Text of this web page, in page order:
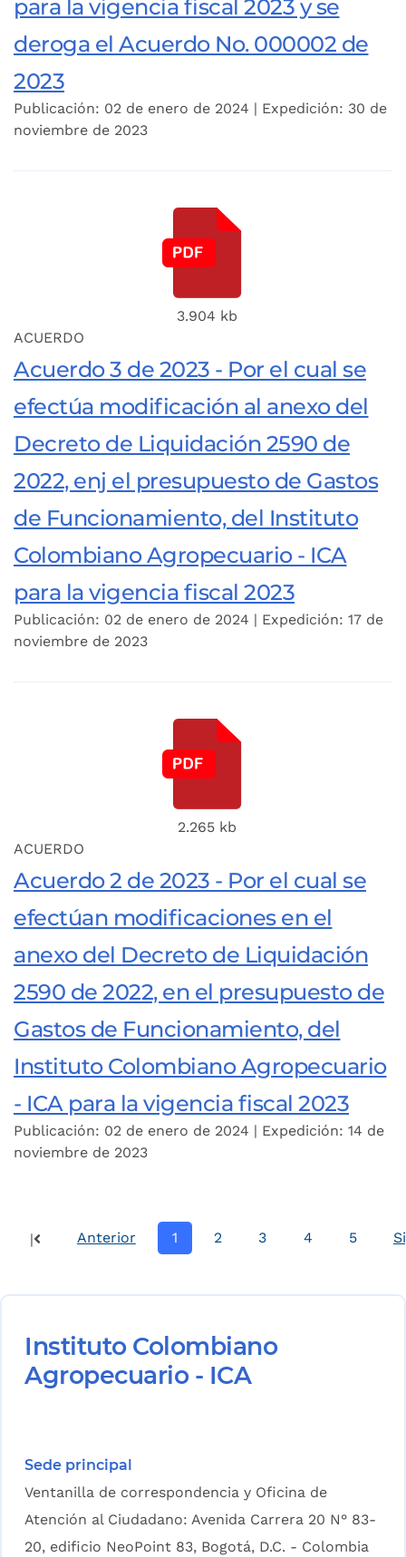
para la vigencia fiscal 2023 y se
deroga el Acuerdo No. 000002 de
2023
Publicación: 02 de enero de 2024 | Expedición: 30 de
noviembre de 2023
3.904 kb
ACUERDO
Acuerdo 3 de 2023 - Por el cual se
efectúa modificación al anexo del
Decreto de Liquidación 2590 de
2022, enj el presupuesto de Gastos
de Funcionamiento, del Instituto
Colombiano Agropecuario - ICA
para la vigencia fiscal 2023
Publicación: 02 de enero de 2024 | Expedición: 17 de
noviembre de 2023
2.265 kb
ACUERDO
Acuerdo 2 de 2023 - Por el cual se
efectúan modificaciones en el
anexo del Decreto de Liquidación
2590 de 2022, en el presupuesto de
Gastos de Funcionamiento, del
Instituto Colombiano Agropecuario
- ICA para la vigencia fiscal 2023
Publicación: 02 de enero de 2024 | Expedición: 14 de
noviembre de 2023
| Anterior 1 2 3 4 5
Instituto Colombiano
Agropecuario - ICA
Sede principal
Ventanilla de correspondencia y Oficina de
Atención al Ciudadano: Avenida Carrera 20 N° 83-
20, edificio NeoPoint 83, Bogotá, D.C. - Colombia